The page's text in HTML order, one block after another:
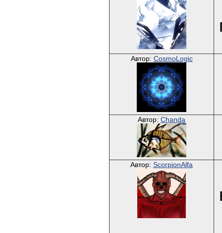
Автор: CosmoLogic
Автор: Chanda
Автор: ScorpionAlfa